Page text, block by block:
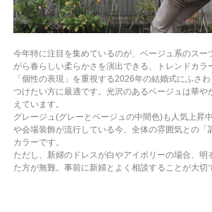
今年特に注目を集めているのが、ベージュ系のスー
がら春らしい柔らかさを演出できる、トレンドカラ
「個性の表現」を重視する2026年の結婚式にふさ
つけたい方に最適です。光沢のあるベージュは華や
えています。
グレージュ(グレーとベージュの中間色)も人気上昇
や会場装飾が流行している今、全体の雰囲気との「
カラーです。
ただし、新婦のドレスが白やアイボリーの場合、明
た方が無難。事前に新婦とよく相談することが大切